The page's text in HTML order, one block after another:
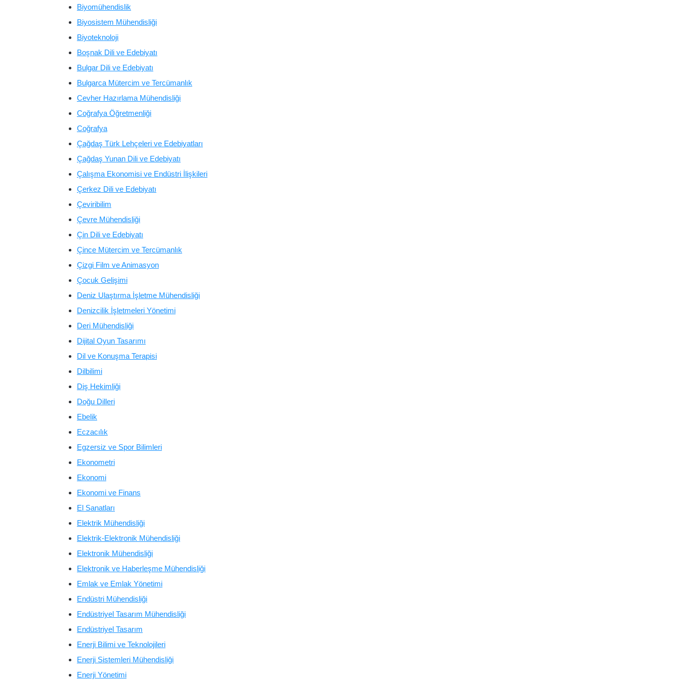
Biyomühendislik
Biyosistem Mühendisliği
Biyoteknoloji
Boşnak Dili ve Edebiyatı
Bulgar Dili ve Edebiyatı
Bulgarca Mütercim ve Tercümanlık
Cevher Hazırlama Mühendisliği
Coğrafya Öğretmenliği
Coğrafya
Çağdaş Türk Lehçeleri ve Edebiyatları
Çağdaş Yunan Dili ve Edebiyatı
Çalışma Ekonomisi ve Endüstri İlişkileri
Çerkez Dili ve Edebiyatı
Çeviribilim
Çevre Mühendisliği
Çin Dili ve Edebiyatı
Çince Mütercim ve Tercümanlık
Çizgi Film ve Animasyon
Çocuk Gelişimi
Deniz Ulaştırma İşletme Mühendisliği
Denizcilik İşletmeleri Yönetimi
Deri Mühendisliği
Dijital Oyun Tasarımı
Dil ve Konuşma Terapisi
Dilbilimi
Diş Hekimliği
Doğu Dilleri
Ebelik
Eczacılık
Egzersiz ve Spor Bilimleri
Ekonometri
Ekonomi
Ekonomi ve Finans
El Sanatları
Elektrik Mühendisliği
Elektrik-Elektronik Mühendisliği
Elektronik Mühendisliği
Elektronik ve Haberleşme Mühendisliği
Emlak ve Emlak Yönetimi
Endüstri Mühendisliği
Endüstriyel Tasarım Mühendisliği
Endüstriyel Tasarım
Enerji Bilimi ve Teknolojileri
Enerji Sistemleri Mühendisliği
Enerji Yönetimi